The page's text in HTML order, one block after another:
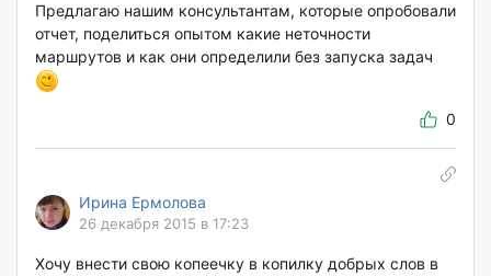
Предлагаю нашим консультантам, которые опробовали
отчет, поделиться опытом какие неточности
маршрутов и как они определили без запуска задач
0
Ирина Ермолова
26 декабря 2015 в 17:23
Хочу внести свою копеечку в копилку добрых слов в